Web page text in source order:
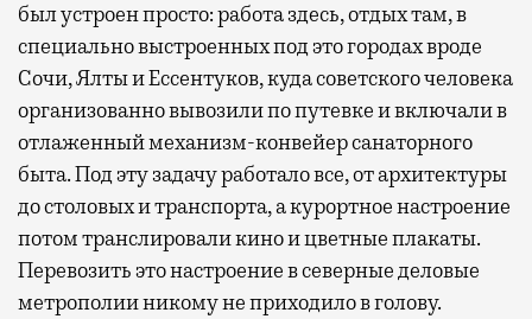
был устроен просто: работа здесь, отдых там, в
специально выстроенных под это городах вроде
Сочи, Ялты и Ессентуков, куда советского человека
организованно вывозили по путевке и включали в
отлаженный механизм-конвейер санаторного
быта. Под эту задачу работало все, от архитектуры
до столовых и транспорта, а курортное настроение
потом транслировали кино и цветные плакаты.
Перевозить это настроение в северные деловые
метрополии никому не приходило в голову.